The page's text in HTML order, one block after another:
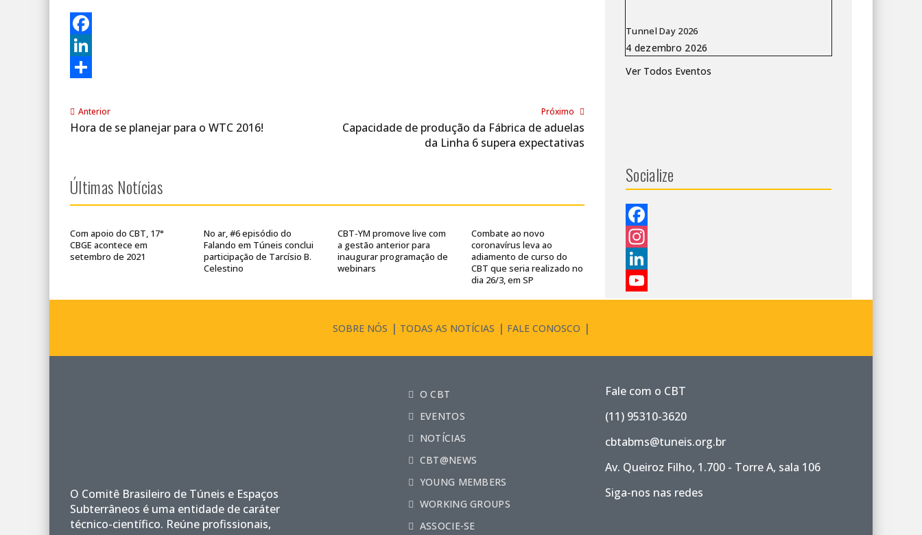
Facebook
LinkedIn
Anterior
Hora de se planejar para o WTC 2016!
Próximo
Capacidade de produção da Fábrica de aduelas
da Linha 6 supera expectativas
Últimas Notícias
Com apoio do CBT, 17°
CBGE acontece em
setembro de 2021
No ar, #6 episódio do
Falando em Túneis conclui
participação de Tarcísio B.
Celestino
CBT-YM promove live com
a gestão anterior para
inaugurar programação de
webinars
Combate ao novo
coronavírus leva ao
adiamento de curso do
CBT que seria realizado no
dia 26/3, em SP
Tunnel Day 2026
Ver Todos Eventos
Socialize
Facebook
Instagram
LinkedIn
YouTube
SOBRE NÓS TODAS AS NOTÍCIAS FALE CONOSCO
O Comitê Brasileiro de Túneis e Espaços
Subterrâneos é uma entidade de caráter
técnico-científico. Reúne profissionais,
O CBT
EVENTOS
NOTÍCIAS
CBT@NEWS
YOUNG MEMBERS
WORKING GROUPS
ASSOCIE-SE
Fale com o CBT
(11) 95310-3620
cbtabms@tuneis.org.br
Av. Queiroz Filho, 1.700 - Torre A, sala 106
Siga-nos nas redes